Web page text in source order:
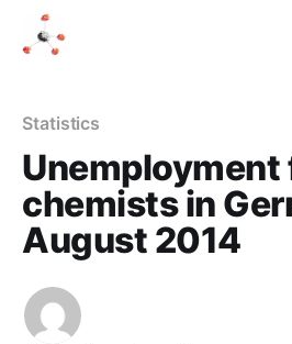
Statistics
Unemployment
chemists in
August 2014